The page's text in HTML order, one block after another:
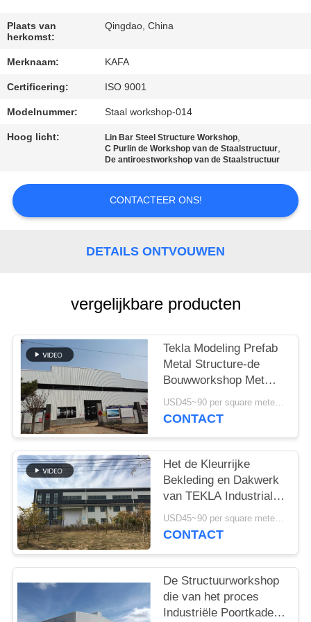
KWALITEITSCONTROLE
NEEM
MET
ONS
GEVALLEN
SITEMAP
PRIVACYBELEID
Plaats van
herkomst:
Qingdao, China
Merknaam: KAFA
Certificering: ISO 9001
Modelnummer: Staal workshop-014
Hoog licht: Lin Bar Steel Structure Workshop,
C Purlin de Workshop van de Staalstructuur,
De antiroestworkshop van de Staalstructuur
CONTACTEER ONS!
DETAILS ONTVOUWEN
vergelijkbare producten
Tekla Modeling Prefab
Metal Structure-de
Bouwworkshop Met
hoge weerstand
USD45~90 per square meter MOQ:1000 vierkante meter
CONTACT
Het de Kleurrijke
Bekleding en Dakwerk
van TEKLA Industrial
Metal Workshop
Building
USD45~90 per square meter MOQ:1000 vierkante meter
CONTACT
De Structuurworkshop
die van het proces
Industriële Poortkader